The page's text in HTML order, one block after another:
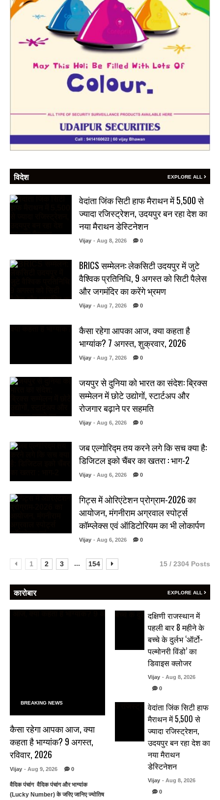
विदेश EXPLORE ALL
वेदांता जिंक सिटी हाफ मैराथन में 5,500 से
ज्यादा रजिस्ट्रेशन, उदयपुर बन रहा देश का
नया मैराथन डेस्टिनेशन
Vijay - Aug 8, 2026 0
BRICS सम्मेलन: लेकसिटी उदयपुर में जुटे
वैश्विक प्रतिनिधि, 9 अगस्त को सिटी पैलेस
और जगमंदिर का करेंगे भ्रमण
Vijay - Aug 7, 2026 0
कैसा रहेगा आपका आज, क्या कहता है
भाग्यांक? 7 अगस्त, शुक्रवार, 2026
Vijay - Aug 7, 2026 0
जयपुर से दुनिया को भारत का संदेश: ब्रिक्स
सम्मेलन में छोटे उद्योगों, स्टार्टअप और
रोजगार बढ़ाने पर सहमति
Vijay - Aug 6, 2026 0
जब एल्गोरिद्म तय करने लगे कि सच क्या है:
डिजिटल इको चैंबर का खतरा : भाग-2
Vijay - Aug 6, 2026 0
गिट्स में ओरिएंटेशन प्रोग्राम-2026 का
आयोजन, मंगनीराम अग्रवाल स्पोर्ट्स
कॉम्प्लेक्स एवं ऑडिटोरियम का भी लोकार्पण
Vijay - Aug 6, 2026 0
1 2 3 ... 154 15 / 2304 Posts
कारोबार EXPLORE ALL
BREAKING NEWS
कैसा रहेगा आपका आज, क्या
कहता है भाग्यांक? 9 अगस्त,
रविवार, 2026
Vijay - Aug 9, 2026 0
वैदिक पंचांग वैदिक पंचांग और भाग्यांक
(Lucky Number) के जरिए जानिए ज्योतिष
दक्षिणी राजस्थान में
पहली बार 8 महीने के
बच्चे के दुर्लभ ‘ऑर्टो-
पल्मोनरी विंडो’ का
डिवाइस क्लोजर
Vijay - Aug 8, 2026
0
वेदांता जिंक सिटी हाफ
मैराथन में 5,500 से
ज्यादा रजिस्ट्रेशन,
उदयपुर बन रहा देश का
नया मैराथन
डेस्टिनेशन
Vijay - Aug 8, 2026
0